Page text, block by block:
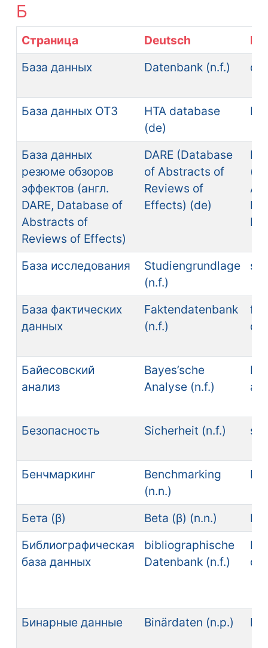
Б
Страница Deutsch
База данных
Datenbank (n.f.)
База данных ОТЗ
HTA database
(de)
База данных
резюме обзоров
эффектов (англ.
DARE, Database of
Abstracts of
Reviews of Effects)
DARE (Database
of Abstracts of
Reviews of
Effects) (de)
База исследования
Studiengrundlage
(n.f.)
База фактических
данных
Faktendatenbank
(n.f.)
Байесовский
анализ
Bayes’sche
Analyse (n.f.)
Безопасность Sicherheit (n.f.)
Бенчмаркинг
Benchmarking
(n.n.)
Бета (β) Beta (β) (n.n.)
Библиографическая
база данных
bibliographische
Datenbank (n.f.)
Бинарные данные Binärdaten (n.p.)